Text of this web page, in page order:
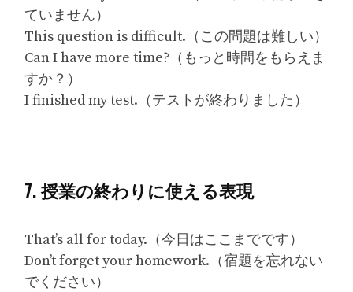
ていません）
This question is difficult.（この問題は難しい）
Can I have more time?（もっと時間をもらえま
すか？）
I finished my test.（テストが終わりました）
7. 授業の終わりに使える表現
That’s all for today.（今日はここまでです）
Don’t forget your homework.（宿題を忘れない
でください）